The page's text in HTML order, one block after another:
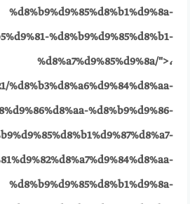
%d8%b9%d9%85%d8%b1%d9%8a-
%d8%b9%d9%85%d8%b1-
%d8%a7%d9%85%d9%8a/">،
%d8%b9%d9%86-
%d8%b9%d9%85%d8%b1%d9%8a-